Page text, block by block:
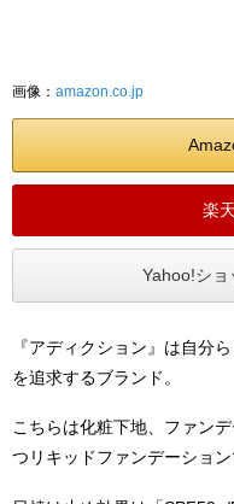
画像： amazon.co.jp
楽
Yahoo!ショ
『アディクション』は自分
を追求するブランド。
こちらは化粧下地、ファン
つリキッドファンデーション